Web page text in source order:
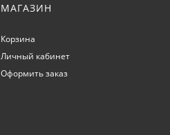
МАГАЗИН
Корзина
Личный кабинет
Оформить заказ